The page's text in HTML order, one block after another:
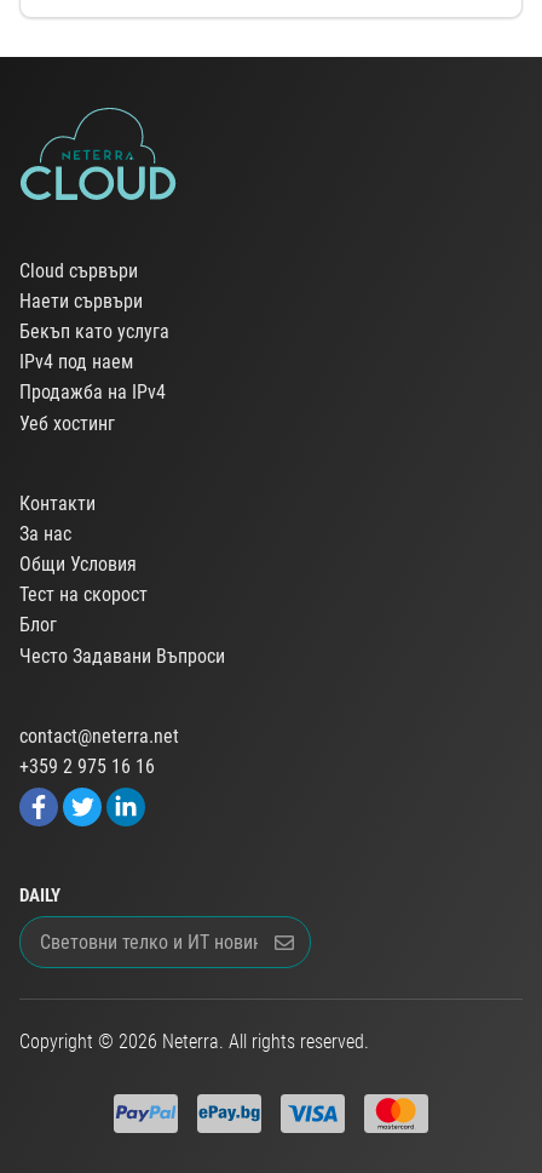
Cloud сървъри
Наети сървъри
Бекъп като услуга
IPv4 под наем
Продажба на IPv4
Уеб хостинг
Контакти
За нас
Общи Условия
Тест на скорост
Блог
Често Задавани Въпроси
contact@neterra.net
+359 2 975 16 16
DAILY
Copyright © 2026 Neterra. All rights reserved.